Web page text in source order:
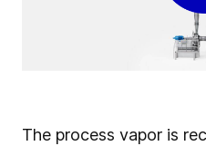
The process vapor is